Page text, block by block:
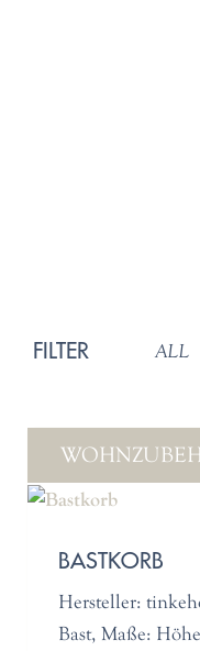
FILTER ALL
BASTKORB
Hersteller:
Bast, Maße: